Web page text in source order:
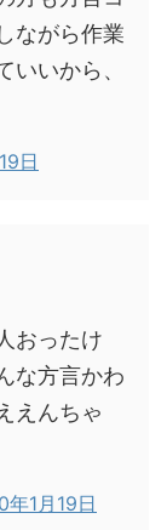
ながら作業
いから、
日
おったけ
な方言かわ
えんちゃ
年1月19日